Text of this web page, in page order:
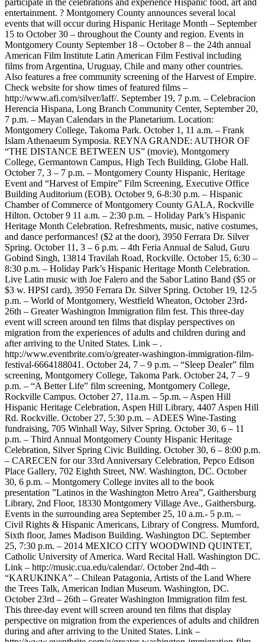
participate in the celebrations and experience Hispanic food, art and
entertainment. ? Montgomery County announces several local
events that will occur during Hispanic Heritage Month – September
15 to October 30 – throughout the County and region. Events in
Montgomery County September 18 – October 8 – the 24th annual
American Film Institute Latin American Film Festival including
films from Argentina, Uruguay, Chile and many other countries.
Also features a free community screening of the Harvest of Empire.
Check website for show times of featured films –
http://www.afi.com/silver/laff/. September 19, 7 p.m. – Celebracion
Herencia Hispana, Long Branch Community Center, September 20,
7 p.m. – Mayan Calendars in the Planetarium. Location:
Montgomery College, Takoma Park. October 1, 11 a.m. – Frank
Islam Athenaeum Symposia. REYNA GRANDE: AUTHOR OF
“THE DISTANCE BETWEEN US” (movie), Montgomery
College, Germantown Campus, High Tech Building, Globe Hall.
October 7, 3 – 7 p.m. – Montgomery County Hispanic, Heritage
Event and “Harvest of Empire” Film Screening, Executive Office
Building Auditorium (EOB). October 9, 6-8:30 p.m. – Hispanic
Chamber of Commerce of Montgomery County GALA, Rockville
Hilton. October 9 11 a.m. – 2:30 p.m. – Holiday Park’s Hispanic
Heritage Month Celebration. Refreshments, music, native costumes,
and dance performances! ($2 at the door), 3950 Ferrara Dr. Silver
Spring. October 11, 3 – 6 p.m. – 4th Feria Annual de Salud, Guru
Gobind Singh, 13814 Travilah Road, Rockville. October 15, 6:30 –
8:30 p.m. – Holiday Park’s Hispanic Heritage Month Celebration.
Live Latin music with Joe Falero and the Sabor Latino Band ($5 or
$3 w. HPSI card), 3950 Ferrara Dr. Silver Spring. October 19, 12-5
p.m. – World of Montgomery, Westfield Wheaton, October 23rd-
26th – Greater Washington Immigration film fest. This three-day
event will screen around ten films that display perspectives on
migration from the experiences of adults and children during and
after arriving to the United States. Link – .
http://www.eventbrite.com/o/greater-washington-immigration-film-
festival-6664188041. October 24, 7 – 9 p.m. – “Sleep Dealer” film
screening, Montgomery College, Takoma Park. October 24, 7 – 9
p.m. – “A Better Life” film screening, Montgomery College,
Rockville Campus. October 27, 11a.m. – 5p.m. – Aspen Hill
Hispanic Heritage Celebration, Aspen Hill Library, 4407 Aspen Hill
Rd. Rockville. October 27, 5:30 p.m. – ADEES Wine-Tasting
fundraising, 705 Winhall Way, Silver Spring. October 30, 6 – 11
p.m. – Third Annual Montgomery County Hispanic Heritage
Celebration, Silver Spring Civic Building. October 30, 6 – 8:00 p.m.
– CARECEN for our 33rd Anniversary Celebration, Pepco Edison
Place Gallery, 702 Eighth Street, NW. Washington, DC. October
30, 6 p.m. – Montgomery College invites all to the book
presentation ”Latinos in the Washington Metro Area”, Gaithersburg
Library, 2nd Floor, 18330 Montgomery Village Ave., Gaithersburg.
Events in the surrounding area September 25, 10 a.m.- 5 p.m. –
Civil Rights & Hispanic Americans, Library of Congress. Mumford,
Sixth floor, James Madison Building. Washington DC. September
25, 7:30 p.m. – 2014 MEXICO CITY WOODWIND QUINTET,
Catholic University of America. Ward Recital Hall. Washington DC.
Link – http://music.cua.edu/calendar/. October 2nd-4th –
“KARUKINKA” – Chilean Patagonia, Artists of the Land Where
the Trees Talk, American Indian Museum. Washington, DC.
October 23rd – 26th – Greater Washington Immigration film fest.
This three-day event will screen around ten films that display
perspective on migration from the experiences of adults and children
during and after arriving to the United States. Link –